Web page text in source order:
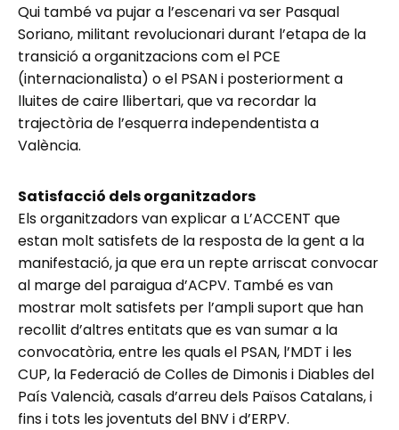
Qui també va pujar a l’escenari va ser Pasqual
Soriano, militant revolucionari durant l’etapa de la
transició a organitzacions com el PCE
(internacionalista) o el PSAN i posteriorment a
lluites de caire llibertari, que va recordar la
trajectòria de l’esquerra independentista a
València.
Satisfacció dels organitzadors
Els organitzadors van explicar a L’ACCENT que
estan molt satisfets de la resposta de la gent a la
manifestació, ja que era un repte arriscat convocar
al marge del paraigua d’ACPV. També es van
mostrar molt satisfets per l’ampli suport que han
recollit d’altres entitats que es van sumar a la
convocatòria, entre les quals el PSAN, l’MDT i les
CUP, la Federació de Colles de Dimonis i Diables del
País Valencià, casals d’arreu dels Països Catalans, i
fins i tots les joventuts del BNV i d’ERPV.